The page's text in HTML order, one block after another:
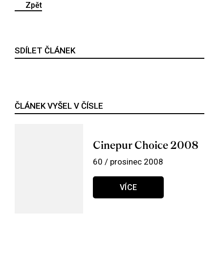
Zpět
SDÍLET ČLÁNEK
ČLÁNEK VYŠEL V ČÍSLE
Cinepur Choice 2008
60 / prosinec 2008
VÍCE